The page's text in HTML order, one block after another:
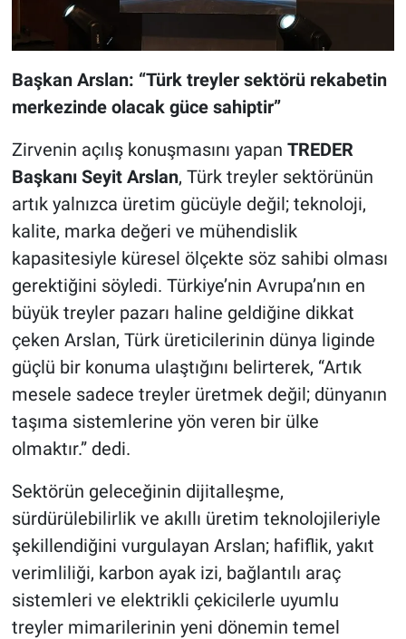
Başkan Arslan: “Türk treyler sektörü rekabetin
merkezinde olacak güce sahiptir”
Zirvenin açılış konuşmasını yapan TREDER
Başkanı Seyit Arslan, Türk treyler sektörünün
artık yalnızca üretim gücüyle değil; teknoloji,
kalite, marka değeri ve mühendislik
kapasitesiyle küresel ölçekte söz sahibi olması
gerektiğini söyledi. Türkiye’nin Avrupa’nın en
büyük treyler pazarı haline geldiğine dikkat
çeken Arslan, Türk üreticilerinin dünya liginde
güçlü bir konuma ulaştığını belirterek, “Artık
mesele sadece treyler üretmek değil; dünyanın
taşıma sistemlerine yön veren bir ülke
olmaktır.” dedi.
Sektörün geleceğinin dijitalleşme,
sürdürülebilirlik ve akıllı üretim teknolojileriyle
şekillendiğini vurgulayan Arslan; hafiflik, yakıt
verimliliği, karbon ayak izi, bağlantılı araç
sistemleri ve elektrikli çekicilerle uyumlu
treyler mimarilerinin yeni dönemin temel